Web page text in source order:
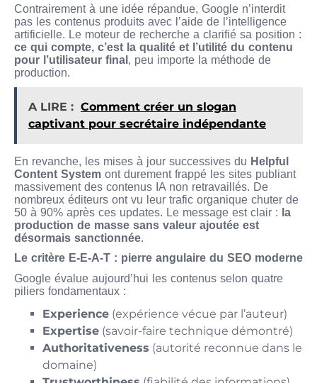
Contrairement à une idée répandue, Google n’interdit
pas les contenus produits avec l’aide de l’intelligence
artificielle. Le moteur de recherche a clarifié sa position :
ce qui compte, c’est la qualité et l’utilité du contenu
pour l’utilisateur final , peu importe la méthode de
production.
A LIRE : Comment créer un slogan
captivant pour secrétaire indépendante
En revanche, les mises à jour successives du Helpful
Content System ont durement frappé les sites publiant
massivement des contenus IA non retravaillés. De
nombreux éditeurs ont vu leur trafic organique chuter de
50 à 90% après ces updates. Le message est clair : la
production de masse sans valeur ajoutée est
désormais sanctionnée.
Le critère E-E-A-T : pierre angulaire du SEO moderne
Google évalue aujourd’hui les contenus selon quatre
piliers fondamentaux :
Experience (expérience vécue par l’auteur)
Expertise (savoir-faire technique démontré)
Authoritativeness (autorité reconnue dans le
domaine)